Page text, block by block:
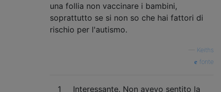
una follia non vaccinare i bambini,
soprattutto se si non so che hai fattori di
rischio per l'autismo.
Keiths
fonte
1
Interessante. Non avevo sentito la